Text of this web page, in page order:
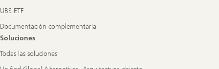
UBS ETF
Documentación complementaría
Soluciones
Todas las soluciones